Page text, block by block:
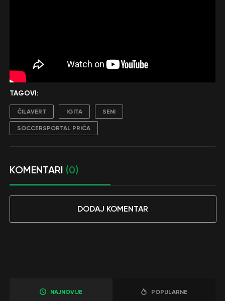
TAGOVI:
ČILAVERT IGITA SENI
SOCCERSPORTAL PRIČA
KOMENTARI (0)
DODAJ KOMENTAR
NAJNOVIJE POPULARNE